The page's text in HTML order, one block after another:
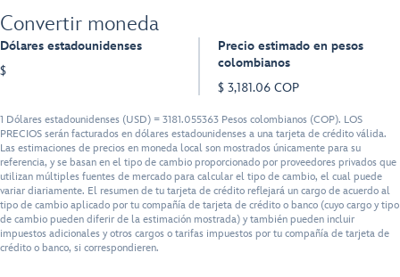
Convertir moneda
Dólares estadounidenses
$
Precio estimado en pesos
colombianos
$ 3,181.06 COP
1 Dólares estadounidenses (USD) = 3181.055363 Pesos colombianos (COP). LOS
PRECIOS serán facturados en dólares estadounidenses a una tarjeta de crédito válida.
Las estimaciones de precios en moneda local son mostrados únicamente para su
referencia, y se basan en el tipo de cambio proporcionado por proveedores privados que
utilizan múltiples fuentes de mercado para calcular el tipo de cambio, el cual puede
variar diariamente. El resumen de tu tarjeta de crédito reflejará un cargo de acuerdo al
tipo de cambio aplicado por tu compañía de tarjeta de crédito o banco (cuyo cargo y tipo
de cambio pueden diferir de la estimación mostrada) y también pueden incluir
impuestos adicionales y otros cargos o tarifas impuestos por tu compañía de tarjeta de
crédito o banco, si correspondieren.